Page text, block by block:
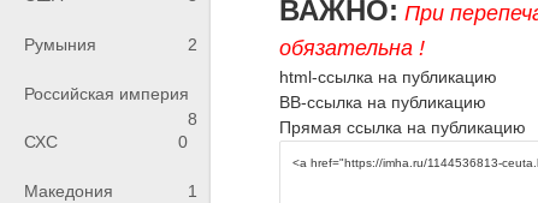
Румыния 2
Российская империя
8
СХС
0
Македония 1
ВАЖНО: При
обязательна !
html-ссылка на публикацию
BB-ссылка на публикацию
Прямая ссылка на публикацию